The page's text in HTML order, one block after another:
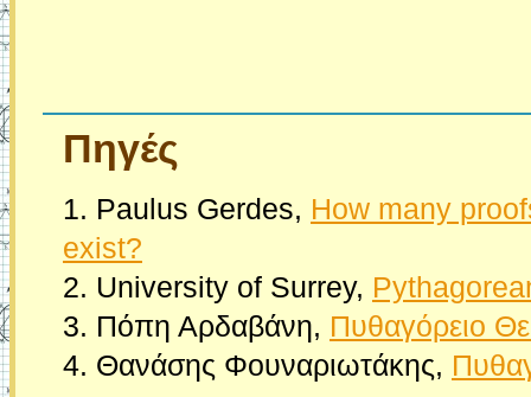
Πηγές
1. Paulus Gerdes, How many
exist?
2. University of Surrey,
3. Πόπη Αρδαβάνη, Πυθαγόρειο
4. Θανάσης Φουναριωτάκης,